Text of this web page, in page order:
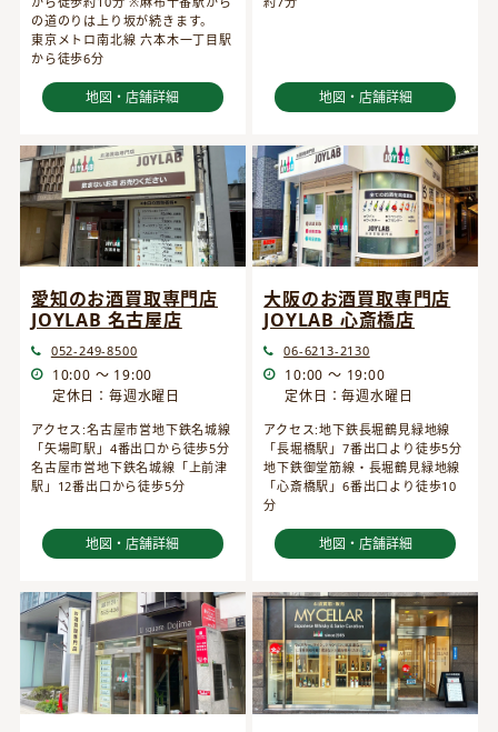
の道のりは上り坂が続きます。
東京メトロ南北線 六本木一丁目駅
から徒歩6分
地図・店舗詳細 地図・店舗詳細
愛知のお酒買取専門店
JOYLAB 名古屋店
052-249-8500
10:00 ～ 19:00
定休日：毎週水曜日
アクセス:名古屋市営地下鉄名城線
「矢場町駅」4番出口から徒歩5分
名古屋市営地下鉄名城線「上前津
駅」12番出口から徒歩5分
地図・店舗詳細
大阪のお酒買取専門店
JOYLAB 心斎橋店
06-6213-2130
10:00 ～ 19:00
定休日：毎週水曜日
アクセス:地下鉄長堀鶴見緑地線
「長堀橋駅」7番出口より徒歩5分
地下鉄御堂筋線・長堀鶴見緑地線
「心斎橋駅」6番出口より徒歩10
分
地図・店舗詳細